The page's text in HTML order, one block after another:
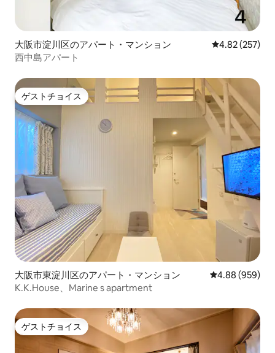
大阪市淀川区のアパート・マンション レビュー257
4.82 (257)
西中島アパート
ゲストチョイス
ゲストチョイス
大阪市東淀川区のアパート・マンション レビュー959
4.88 (959)
K.K.House、Marine s apartment
ゲストチョイス
ゲストチョイス